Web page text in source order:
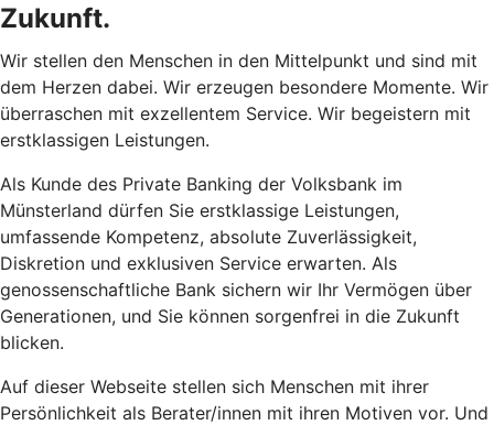
Zukunft.
Wir stellen den Menschen in den Mittelpunkt und sind mit
dem Herzen dabei. Wir erzeugen besondere Momente. Wir
überraschen mit exzellentem Service. Wir begeistern mit
erstklassigen Leistungen.
Als Kunde des Private Banking der Volksbank im
Münsterland dürfen Sie erstklassige Leistungen,
umfassende Kompetenz, absolute Zuverlässigkeit,
Diskretion und exklusiven Service erwarten. Als
genossenschaftliche Bank sichern wir Ihr Vermögen über
Generationen, und Sie können sorgenfrei in die Zukunft
blicken.
Auf dieser Webseite stellen sich Menschen mit ihrer
Persönlichkeit als Berater/innen mit ihren Motiven vor. Und